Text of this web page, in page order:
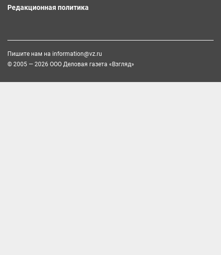
Редакционная политика
Пишите нам на information@vz.ru
© 2005 — 2026 ООО Деловая газета «Взгляд»